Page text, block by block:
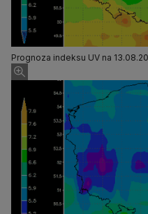
Prognoza indeksu UV na